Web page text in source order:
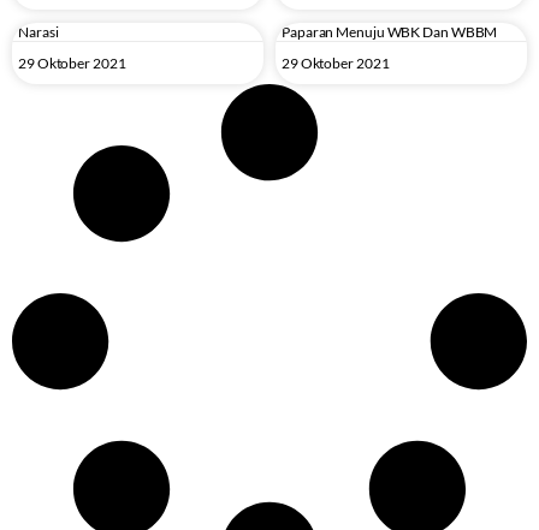
Narasi
29 Oktober 2021
Paparan Menuju WBK Dan WBBM
29 Oktober 2021